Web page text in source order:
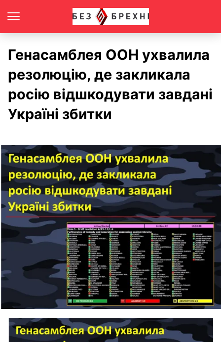
Генасамблея ООН ухвалила
резолюцію, де закликала
росію відшкодувати завдані
Україні збитки